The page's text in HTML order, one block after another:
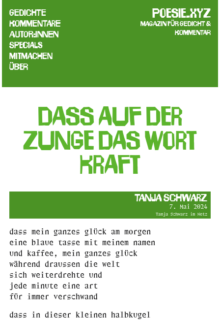
poesie.xyz
Magazin für Gedicht &
Kommentar
Gedichte
Kommentare
Autor:innen
Specials
Mitmachen
Über
dass auf der
zunge das wort
kraft
Tanja Schwarz
7. Mai 2024
Tanja Schwarz im Netz
dass mein ganzes glück am morgen
eine blaue tasse mit meinem namen
und kaffee, mein ganzes glück
während draussen die welt
sich weiterdrehte und
jede minute eine art
für immer verschwand
dass in dieser kleinen halbkugel